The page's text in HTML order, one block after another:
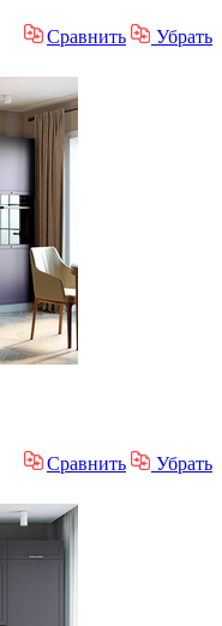
Сравнить
Убрать
Сравнить
Убрать